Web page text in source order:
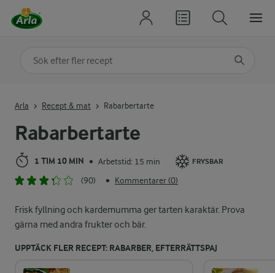
Rabarbertarte
1 TIM 10 MIN • Arbetstid: 15 min FRYSBAR
(90) • Kommentarer (0)
Frisk fyllning och kardemumma ger tarten karaktär. Prova
gärna med andra frukter och bär.
UPPTÄCK FLER RECEPT: RABARBER, EFTERRÄTTSPAJ
Arla Recept & mat Rabarbertarte
Sök på kategori eller ingrediens